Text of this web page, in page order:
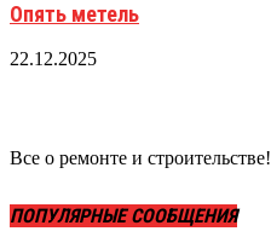
Опять метель
22.12.2025
Все о ремонте и строительстве!
ПОПУЛЯРНЫЕ СООБЩЕНИЯ